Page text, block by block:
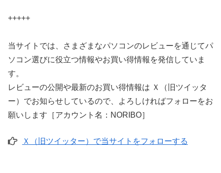
+++++
当サイトでは、さまざまなパソコンのレビューを通じてパ
ソコン選びに役立つ情報やお買い得情報を発信していま
す。
レビューの公開や最新のお買い得情報は Ｘ（旧ツイッタ
ー）でお知らせしているので、よろしければフォローをお
願いします［アカウント名：NORIBO］
Ｘ（旧ツイッター）で当サイトをフォローする